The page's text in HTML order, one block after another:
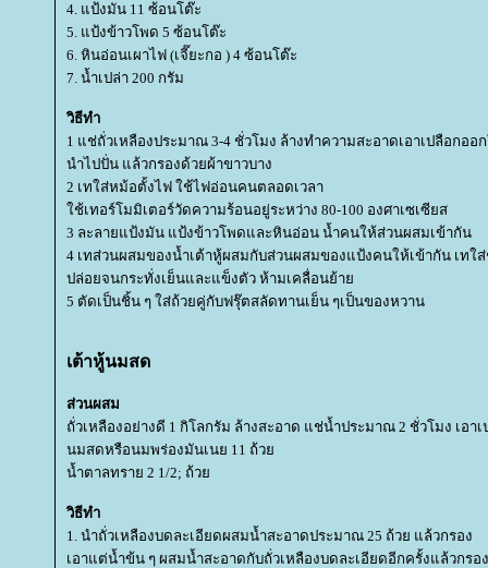
4. แป้งมัน 11 ซ้อนโต๊ะ
5. แป้งข้าวโพด 5 ซ้อนโต๊ะ
6. หินอ่อนเผาไฟ (เจี๊ยะกอ ) 4 ซ้อนโต๊ะ
7. น้ำเปล่า 200 กรัม
วิธีทำ
1 แช่ถั่วเหลืองประมาณ 3-4 ชั่วโมง ล้างทำความสะอาดเอาเปลือกออ
นำไปปั่น แล้วกรองด้วยผ้าขาวบาง
2 เทใส่หม้อตั้งไฟ ใช้ไฟอ่อนคนตลอดเวลา
ช้เทอร์โมมิเตอร์วัดความร้อนอยู่ระหว่าง 80-100 องศาเซเซียส
3 ละลายแป้งมัน แป้งข้าวโพดและหินอ่อน น้ำคนให้ส่วนผสมเข้ากัน
4 เทส่วนผสมของน้ำเต้าหู้ผสมกับส่วนผสมของแป้งคนให้เข้ากัน เทใ
ปล่อยจนกระทั่งเย็นและแข็งตัว ห้ามเคลื่อนย้า
5 ตัดเป็นชิ้น ๆ ใส่ถ้วยคู่กับฟรุ๊ตสลัดทานเย็น ๆเป็นของหวาน
เต้าหู้นมสด
ส่วนผสม
ถั่วเหลืองอย่างดี 1 กิโลกรัม ล้างสะอาด แช่น้ำประมาณ 2 ชั่วโมง เอ
นมสดหรือนมพร่องมันเนย 11 ถ้ว
น้ำตาลทราย 2 1/2; ถ้ว
วิธีทำ
1. นำถั่วเหลืองบดละเอียดผสมน้ำสะอาดประมาณ 25 ถ้วย แล้วกรอง
เอาแต่น้ำข้น ๆ ผสมน้ำสะอาดกับถั่วเหลืองบดละเอียดอีกครั้งแล้วกรอ